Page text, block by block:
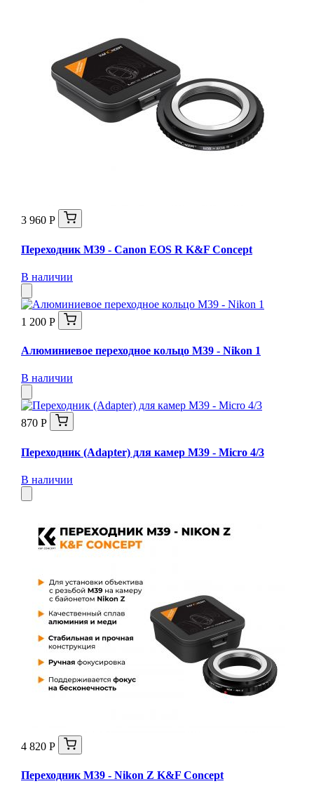
3 960 Р
Переходник M39 - Canon EOS R K&F Concept
В наличии
1 200 Р
Алюминиевое переходное кольцо M39 - Nikon 1
В наличии
870 Р
Переходник (Adapter) для камер M39 - Micro 4/3
В наличии
4 820 Р
Переходник M39 - Nikon Z K&F Concept